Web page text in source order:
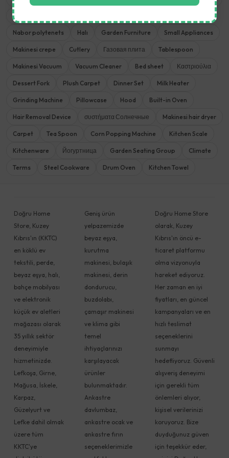
Ironing Board
Nabor polytenets Halı Garden Furniture Small Appliances
Makinesi crepe Cutlery Газовая плита Tablespoon
Makinesi Vacuum Vacuum Cleaner Bed sheet Καστριούλια
Dessert Fork Plush Carpet Dinner Set Milk Heater
Grinding Machine Pillowcase Hood Built-in Oven
Hair Removal Device συστήματα Солнечные Makinesi hair dryer
Carpet Tea Spoon Corn Popping Machine Kitchen Scale
Kitchenware Йогуртница Garden Seating Group Climate
Terms Steel Cookware Drum Oven Kitchen Towel
Doğru Home
Store, Kuzey
Kıbrıs'ın (KKTC)
en köklü ev
tekstili, perde,
beyaz eşya, halı,
bahçe mobilyası
ve elektronik
küçük ev aletleri
mağazası olarak
35 yıllık sektör
deneyimiyle
hizmetinizde.
Lefkoşa, Girne,
Mağusa, İskele,
Karpaz,
Güzelyurt ve
Lefke dahil olmak
üzere tüm
KKTC'ye
Geniş ürün
yelpazemizde
beyaz eşya,
kurutma
makinesi, bulaşık
makinesi, derin
dondurucu,
buzdolabı,
çamaşır makinesi
ve klima gibi
temel
ihtiyaçlarınızı
karşılayacak
ürünler
bulunmaktadır.
Ankastre
davlumbaz,
ankastre ocak ve
ankastre fırın
seçeneklerimizle
Doğru Home Store
olarak, Kuzey
Kıbrıs'ın öncü e-
ticaret platformu
olma vizyonuyla
hareket ediyoruz.
Her zaman en iyi
fiyatları, en güncel
kampanyaları ve en
hızlı teslimat
seçeneklerini
sunmayı
hedefliyoruz. Güvenli
alışveriş deneyimi
için gerekli tüm
önlemleri alıyor,
kişisel verilerinizi
koruyoruz. Bize
duyduğunuz güven
için teşekkür eder,